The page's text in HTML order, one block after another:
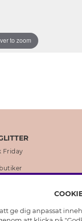
to zoom
Friday
ge dig anpassat